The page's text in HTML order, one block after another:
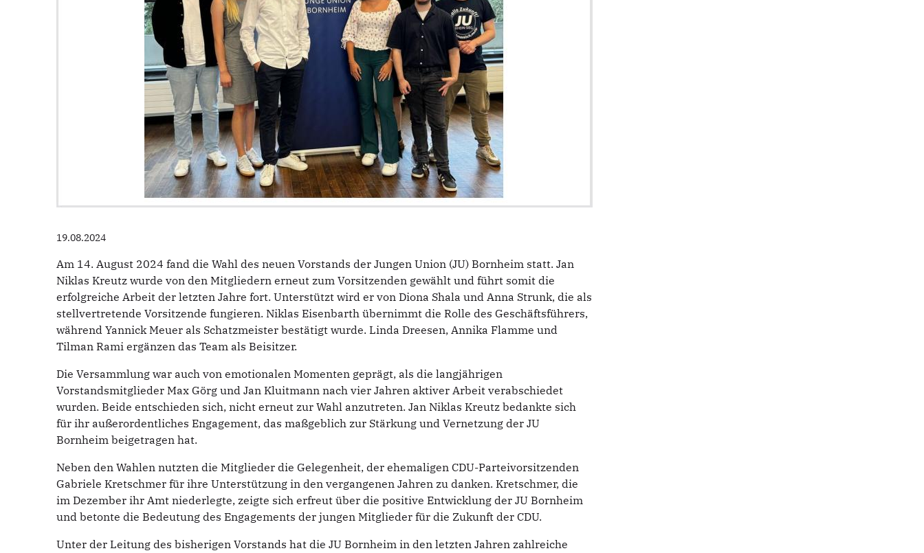
19.08.2024
Am 14. August 2024 fand die Wahl des neuen Vorstands der Jungen Union (JU) Bornheim statt. Jan
Niklas Kreutz wurde von den Mitgliedern erneut zum Vorsitzenden gewählt und führt somit die
erfolgreiche Arbeit der letzten Jahre fort. Unterstützt wird er von Diona Shala und Anna Strunk, die als
stellvertretende Vorsitzende fungieren. Niklas Eisenbarth übernimmt die Rolle des Geschäftsführers,
während Yannick Meuer als Schatzmeister bestätigt wurde. Linda Dreesen, Annika Flamme und
Tilman Rami ergänzen das Team als Beisitzer.
Die Versammlung war auch von emotionalen Momenten geprägt, als die langjährigen
Vorstandsmitglieder Max Görg und Jan Kluitmann nach vier Jahren aktiver Arbeit verabschiedet
wurden. Beide entschieden sich, nicht erneut zur Wahl anzutreten. Jan Niklas Kreutz bedankte sich
für ihr außerordentliches Engagement, das maßgeblich zur Stärkung und Vernetzung der JU
Bornheim beigetragen hat.
Neben den Wahlen nutzten die Mitglieder die Gelegenheit, der ehemaligen CDU-Parteivorsitzenden
Gabriele Kretschmer für ihre Unterstützung in den vergangenen Jahren zu danken. Kretschmer, die
im Dezember ihr Amt niederlegte, zeigte sich erfreut über die positive Entwicklung der JU Bornheim
und betonte die Bedeutung des Engagements der jungen Mitglieder für die Zukunft der CDU.
Unter der Leitung des bisherigen Vorstands hat die JU Bornheim in den letzten Jahren zahlreiche